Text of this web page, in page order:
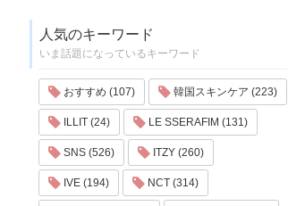
人気のキーワード
いま話題になっているキーワード
おすすめ (107) 韓国スキンケア (223)
ILLIT (24) LE SSERAFIM (131)
SNS (526) ITZY (260)
IVE (194) NCT (314)